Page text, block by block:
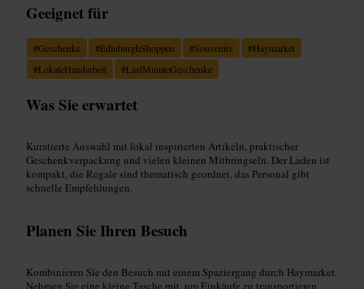
Geeignet für
#Geschenke #EdinburghShoppen #Souvenirs #Haymarket
#LokaleHandarbeit #LastMinuteGeschenke
Was Sie erwartet
Kuratierte Auswahl mit lokal inspirierten Artikeln, praktischer
Geschenkverpackung und vielen kleinen Mitbringseln. Der Laden ist
kompakt, die Regale sind thematisch geordnet, das Personal gibt
schnelle Empfehlungen.
Planen Sie Ihren Besuch
Kombinieren Sie den Besuch mit einem Spaziergang durch Haymarket.
Nehmen Sie eine kleine Tasche mit, um Einkäufe zu transportieren.